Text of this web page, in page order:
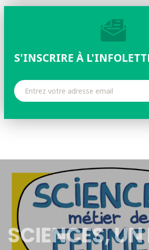
S'INSCRIRE À
SCIENCES, UN